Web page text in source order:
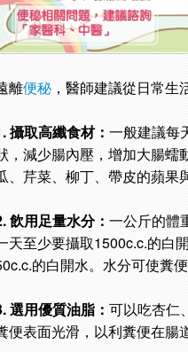
離便秘 ，醫師建議從日常生
攝取高纖食材：一般建議每
，減少腸內壓，增加大腸蠕
、芹菜、柳丁、帶皮的蘋果
飲用足量水分：一公斤的體
天至少要攝取1500c.c.的白
的白開水。水分可使糞
選用優質油脂：可以吃杏仁
便表面光滑，以利糞便在腸